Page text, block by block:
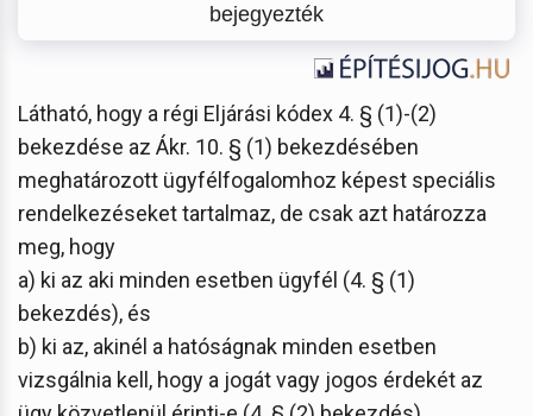
bejegyezték
Látható, hogy a régi Eljárási kódex 4. § (1)-(2)
bekezdése az Ákr. 10. § (1) bekezdésében
meghatározott ügyfélfogalomhoz képest speciális
rendelkezéseket tartalmaz, de csak azt határozza
meg, hogy
a) ki az aki minden esetben ügyfél (4. § (1)
bekezdés), és
b) ki az, akinél a hatóságnak minden esetben
vizsgálnia kell, hogy a jogát vagy jogos érdekét az